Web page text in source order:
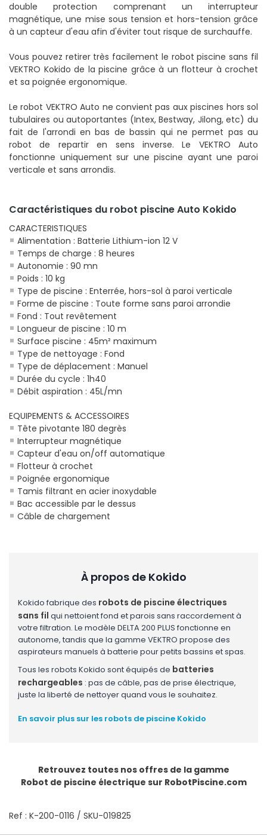
double protection comprenant un interrupteur
magnétique, une mise sous tension et hors-tension grâce
à un capteur d'eau afin d'éviter tout risque de surchauffe.
Vous pouvez retirer très facilement le robot piscine sans fil
VEKTRO Kokido de la piscine grâce à un flotteur à crochet
et sa poignée ergonomique.
Le robot VEKTRO Auto ne convient pas aux piscines hors sol
tubulaires ou autoportantes (Intex, Bestway, Jilong, etc) du
fait de l'arrondi en bas de bassin qui ne permet pas au
robot de repartir en sens inverse. Le VEKTRO Auto
fonctionne uniquement sur une piscine ayant une paroi
verticale et sans arrondis.
Caractéristiques du robot piscine Auto Kokido
CARACTERISTIQUES
Alimentation : Batterie Lithium-ion 12 V
Temps de charge : 8 heures
Autonomie : 90 mn
Poids : 10 kg
Type de piscine : Enterrée, hors-sol à paroi verticale
Forme de piscine : Toute forme sans paroi arrondie
Fond : Tout revêtement
Longueur de piscine : 10 m
Surface piscine : 45m² maximum
Type de nettoyage : Fond
Type de déplacement : Manuel
Durée du cycle : 1h40
Débit aspiration : 45L/mn
EQUIPEMENTS & ACCESSOIRES
Tête pivotante 180 degrès
Interrupteur magnétique
Capteur d'eau on/off automatique
Flotteur à crochet
Poignée ergonomique
Tamis filtrant en acier inoxydable
Bac accessible par le dessus
Câble de chargement
À propos de Kokido
Kokido fabrique des robots de piscine électriques
sans fil qui nettoient fond et parois sans raccordement à
votre filtration. Le modèle DELTA 200 PLUS fonctionne en
autonome, tandis que la gamme VEKTRO propose des
aspirateurs manuels à batterie pour petits bassins et spas.
Tous les robots Kokido sont équipés de batteries
rechargeables : pas de câble, pas de prise électrique,
juste la liberté de nettoyer quand vous le souhaitez.
En savoir plus sur les robots de piscine Kokido
Retrouvez toutes nos offres de la gamme
Robot de piscine électrique sur RobotPiscine.com
Ref : K-200-0116 / SKU-019825